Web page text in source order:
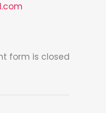
form is closed